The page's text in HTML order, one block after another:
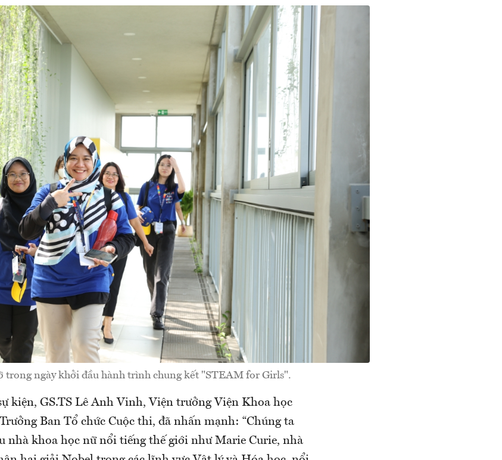
trong ngày khởi đầu hành trình chung kết "STEAM for Girls".
kiện, GS.TS Lê Anh Vinh, Viện trưởng Viện Khoa học
Ban Tổ chức Cuộc thi, đã nhấn mạnh: “Chúng ta
nhà khoa học nữ nổi tiếng thế giới như Marie Curie, nhà